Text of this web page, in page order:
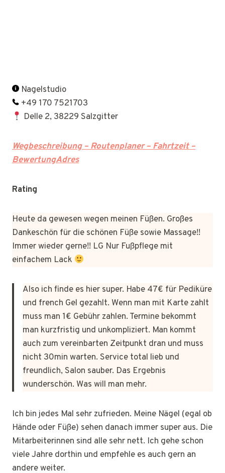
Nagelstudio
+49 170 7521703
Delle 2, 38229 Salzgitter
Wegbeschreibung – Routenplaner – Fahrtzeit –
BewertungAdres
Rating
Heute da gewesen wegen meinen Füßen. Großes
Dankeschön für die schönen Füße sowie Massage!!
Immer wieder gerne!! LG Nur Fußpflege mit
einfachem Lack
Also ich finde es hier super. Habe 47€ für Pediküre
und french Gel gezahlt. Wenn man mit Karte zahlt
muss man 1€ Gebühr zahlen. Termine bekommt
man kurzfristig und unkompliziert. Man kommt
auch zum vereinbarten Zeitpunkt dran und muss
nicht 30min warten. Service total lieb und
freundlich, Salon sauber. Das Ergebnis
wunderschön. Was will man mehr.
Ich bin jedes Mal sehr zufrieden. Meine Nägel (egal ob
Hände oder Füße) sehen danach immer super aus. Die
Mitarbeiterinnen sind alle sehr nett. Ich gehe schon
viele Jahre dorthin und empfehle es auch gern an
andere weiter.